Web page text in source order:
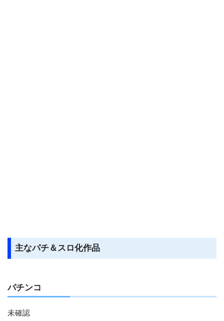
主なパチ＆スロ化作品
パチンコ
未確認